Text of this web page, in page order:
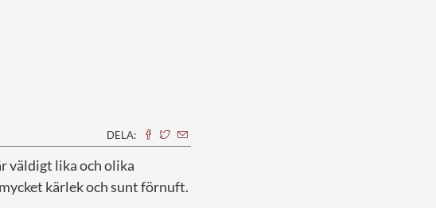
DELA:
väldigt lika och olika
kärlek och sunt förnuft.